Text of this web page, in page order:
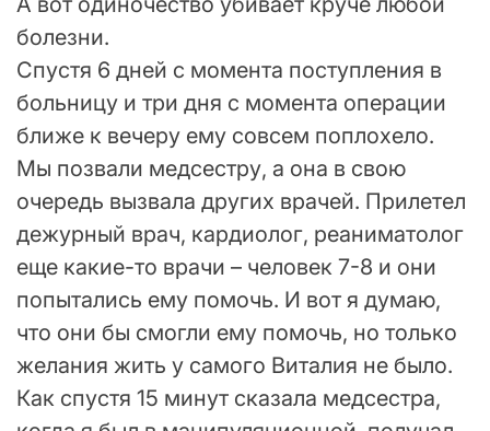
болезни.
Спустя 6 дней с момента поступления в
больницу и три дня с момента операции
ближе к вечеру ему совсем поплохело.
Мы позвали медсестру, а она в свою
очередь вызвала других врачей. Прилетел
дежурный врач, кардиолог, реаниматолог
еще какие-то врачи – человек 7-8 и они
попытались ему помочь. И вот я думаю,
что они бы смогли ему помочь, но только
желания жить у самого Виталия не было.
Как спустя 15 минут сказала медсестра,